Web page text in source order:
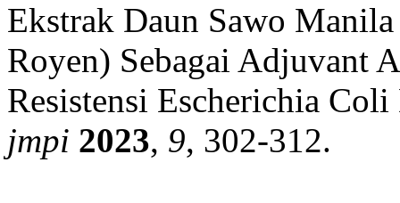
Ekstrak Daun Sawo
Royen) Sebagai Adjuvant
Resistensi Escherichia
jmpi 2023, 9, 302-312.